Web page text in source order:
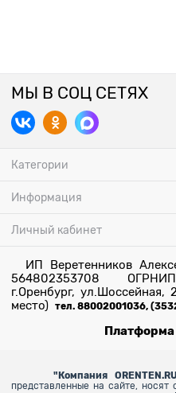
МЫ В СОЦ СЕТЯХ
Категории
Информация
Личный кабинет
ИП Веретенников
564802353708 ОГРНИП
г.Оренбург, ул.Шоссейная,
место) тел. 88002001036,
Платформа
" Компания
представленные на сайте, носят